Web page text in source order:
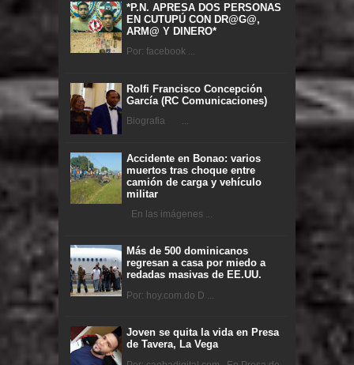
*P.N. APRESA DOS PERSONAS
EN CUTUPÚ CON DR@G@,
ARM@ Y DINERO*
Por: facebook ...
Rolfi Francisco Concepción
García (RC Comunicaciones)
Biografia ...
Accidente en Bonao: varios
muertos tras choque entre
camión de carga y vehículo
militar
En las imágenes ...
Más de 500 dominicanos
regresan a casa por miedo a
redadas masivas de EE.UU.
Por: hoy.com.do D ...
Joven se quita la vida en Presa
de Tavera, La Vega